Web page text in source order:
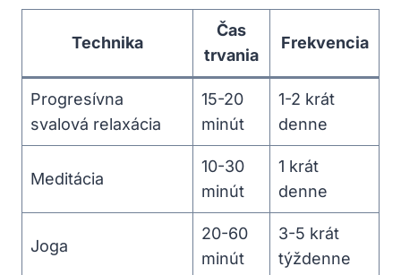
Technika
Čas
trvania
Frekvencia
Progresívna
svalová relaxácia
15-20
minút
1-2 krát
denne
Meditácia
10-30
minút
1 krát
denne
Joga
20-60
minút
3-5 krát
týždenne